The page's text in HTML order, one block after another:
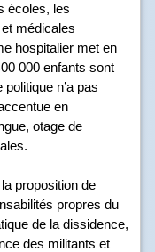
écoles, les
médicales
hospitalier met en
000 enfants sont
n’a pas
en
otage de
proposition de
propres du
de la dissidence,
des militants et